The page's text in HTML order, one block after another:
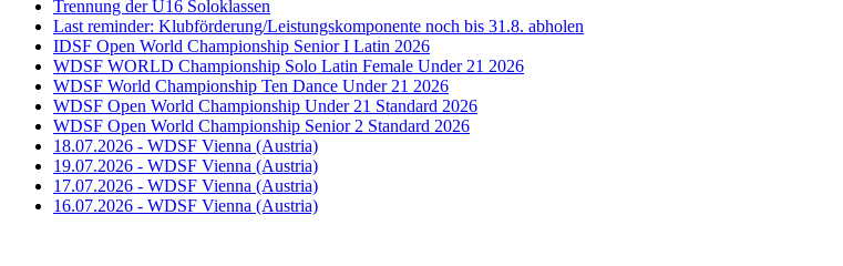
Trennung der U16 Soloklassen
Last reminder: Klubförderung/Leistungskomponente noch bis 31.8. abholen
IDSF Open World Championship Senior I Latin 2026
WDSF WORLD Championship Solo Latin Female Under 21 2026
WDSF World Championship Ten Dance Under 21 2026
WDSF Open World Championship Under 21 Standard 2026
WDSF Open World Championship Senior 2 Standard 2026
18.07.2026 - WDSF Vienna (Austria)
19.07.2026 - WDSF Vienna (Austria)
17.07.2026 - WDSF Vienna (Austria)
16.07.2026 - WDSF Vienna (Austria)